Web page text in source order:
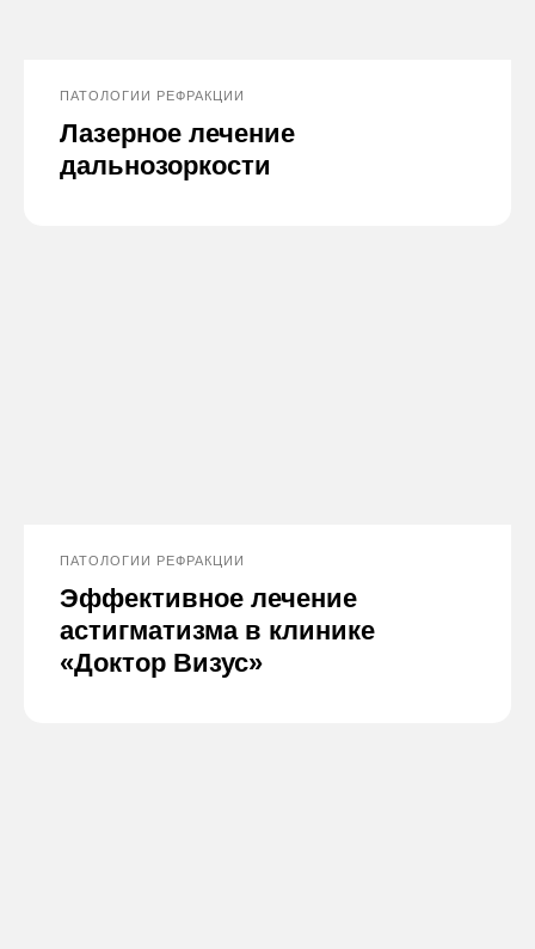
ПАТОЛОГИИ РЕФРАКЦИИ
Лазерное лечение
дальнозоркости
ПАТОЛОГИИ РЕФРАКЦИИ
Эффективное лечение
астигматизма в клинике
«Доктор Визус»